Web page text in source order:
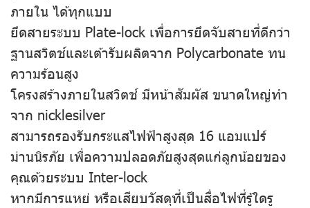
ภายใน ได้ทุกแบบ
ยึดสายระบบ Plate-lock เพื่อการยึดจับสายที่ดีกว่า
ฐานสวิตช์และเต้ารับผลิตจาก Polycarbonate ทน
ความร้อนสูง
โครงสร้างภายในสวิตช์ มีหน้าสัมผัส ขนาดใหญ่ทำ
จาก nicklesilver
สามารถรองรับกระแสไฟฟ้าสูงสุด 16 แอมแปร์
ม่านนิรภัย เพื่อความปลอดภัยสูงสุดแก่ลูกน้อยของ
คุณด้วยระบบ Inter-lock
หากมีการแหย่ หรือเสียบวัสดุที่เป็นสื่อไฟที่รู้ใดรู